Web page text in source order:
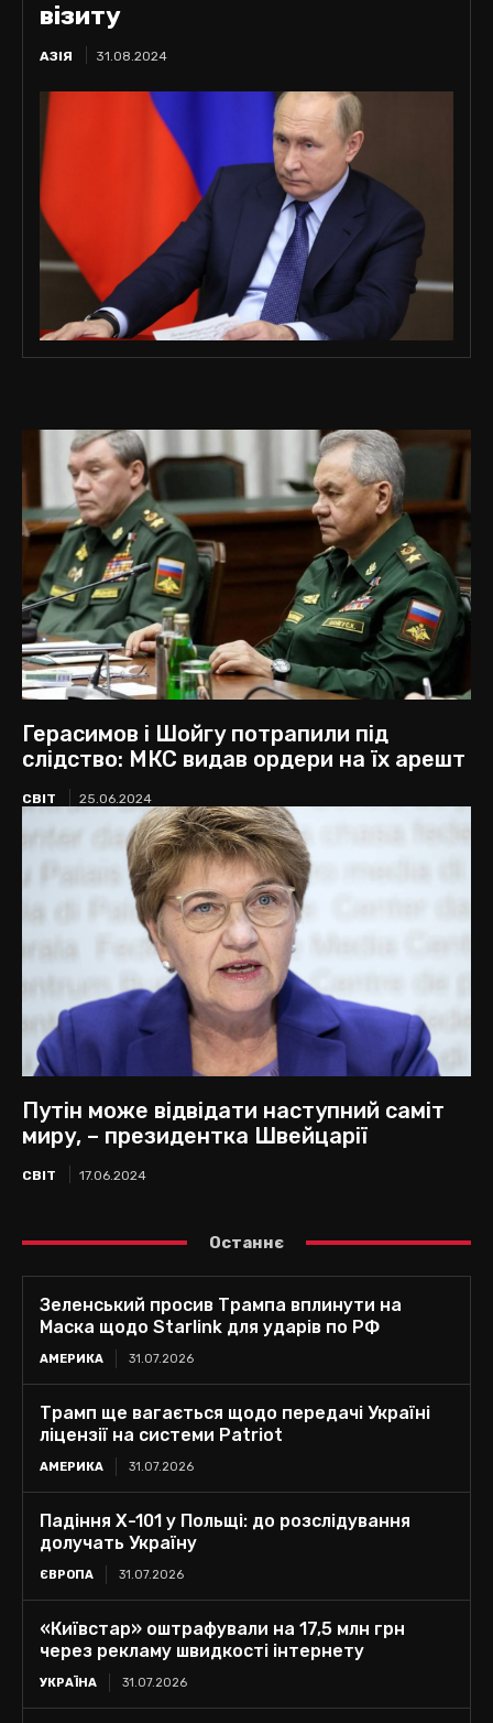
візиту
АЗІЯ 31.08.2024
Герасимов і Шойгу потрапили під
слідство: МКС видав ордери на їх арешт
СВІТ 25.06.2024
Путін може відвідати наступний саміт
миру, – президентка Швейцарії
СВІТ 17.06.2024
Останнє
Зеленський просив Трампа вплинути на
Маска щодо Starlink для ударів по РФ
АМЕРИКА 31.07.2026
Трамп ще вагається щодо передачі Україні
ліцензії на системи Patriot
АМЕРИКА 31.07.2026
Падіння Х-101 у Польщі: до розслідування
долучать Україну
ЄВРОПА 31.07.2026
«Київстар» оштрафували на 17,5 млн грн
через рекламу швидкості інтернету
УКРАЇНА 31.07.2026